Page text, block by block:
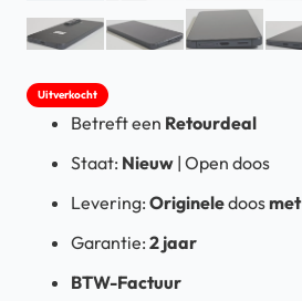
Uitverkocht
Betreft een Retourdeal
Staat: Nieuw | Open doos
Levering: Origineledoosmet
Garantie: 2 jaar
BTW-Factuur